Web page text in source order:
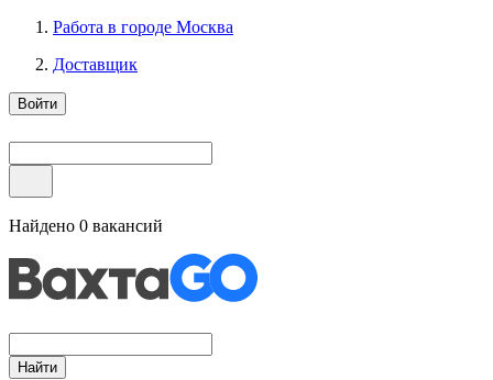
Работа в городе Москва
Доставщик
Войти
Найдено 0 вакансий
Найти